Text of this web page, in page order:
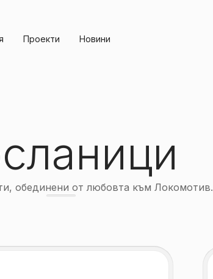
Проекти Новини
обединени от любовта към Локомотив.